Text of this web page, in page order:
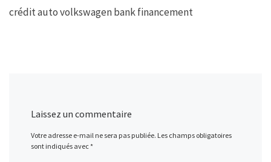
crédit auto volkswagen bank financement
Laissez un commentaire
Votre adresse e-mail ne sera pas publiée. Les champs obligatoires
sont indiqués avec*